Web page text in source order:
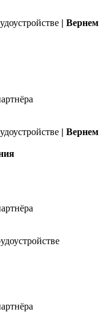
| Вернем
| Вернем